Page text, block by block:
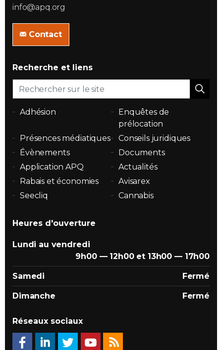
info@apq.org
Contact
Recherche et liens
Adhésion
Enquêtes de
prélocation
Présences médiatiques
Conseils juridiques
Évènements
Documents
Application APQ
Actualités
Rabais et économies
Avisarex
Seecliq
Cannabis
Heures d'ouverture
Lundi au vendredi
9h00 — 12h00 et 13h00 — 17h00
Samedi Fermé
Dimanche Fermé
Réseaux sociaux